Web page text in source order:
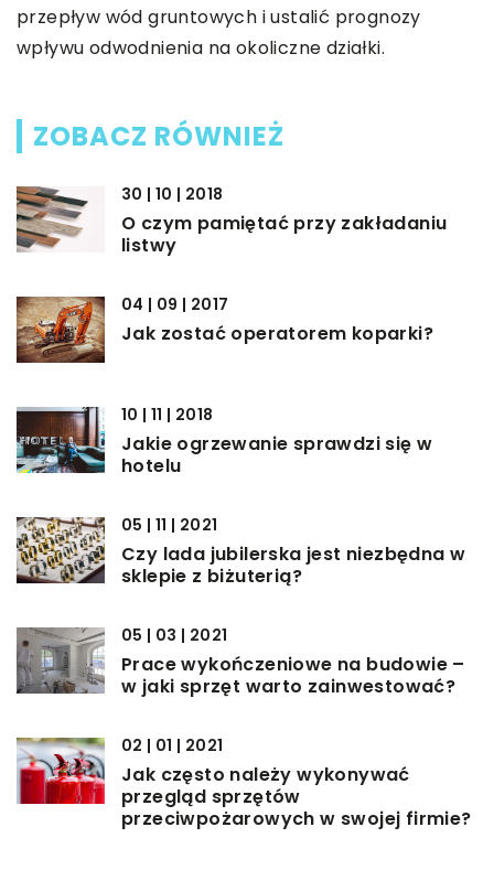
przepływ wód gruntowych i ustalić prognozy
wpływu odwodnienia na okoliczne działki.
ZOBACZ RÓWNIEŻ
30 | 10 | 2018
O czym pamiętać przy zakładaniu
listwy
04 | 09 | 2017
Jak zostać operatorem koparki?
10 | 11 | 2018
Jakie ogrzewanie sprawdzi się w
hotelu
05 | 11 | 2021
Czy lada jubilerska jest niezbędna w
sklepie z biżuterią?
05 | 03 | 2021
Prace wykończeniowe na budowie –
w jaki sprzęt warto zainwestować?
02 | 01 | 2021
Jak często należy wykonywać
przegląd sprzętów
przeciwpożarowych w swojej firmie?